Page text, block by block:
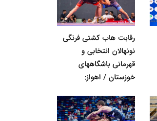
رقابت هاب کشتی فرنگی
نونهالان انتخابی و
قهرمانی باشگاههای
خوزستان / اهواز: